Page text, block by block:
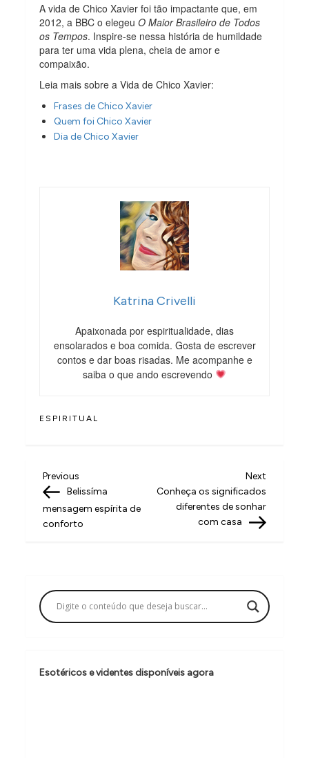
A vida de Chico Xavier foi tão impactante que, em
2012, a BBC o elegeuO Maior Brasileiro de Todos
os Tempos. Inspire-se nessa história de humildade
para ter uma vida plena, cheia de amor e
compaixão.
Leia mais sobre a Vida de Chico Xavier:
Frases de Chico Xavier
Quem foi Chico Xavier
Dia de Chico Xavier
Katrina Crivelli
Apaixonada por espiritualidade, dias
ensolarados e boa comida. Gosta de escrever
contos e dar boas risadas. Me acompanhe e
saiba o que ando escrevendo
ESPIRITUAL
N
a
v
a
ç
o
d
Previous
Post
Previous
Belissíma
mensagem espírita de
conforto
Next
Post
Next
Conheça os significados
diferentes de sonhar
com casa
Esotéricos e videntes disponíveis agora